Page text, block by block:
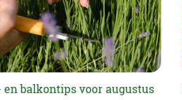
en balkontips voor augustus